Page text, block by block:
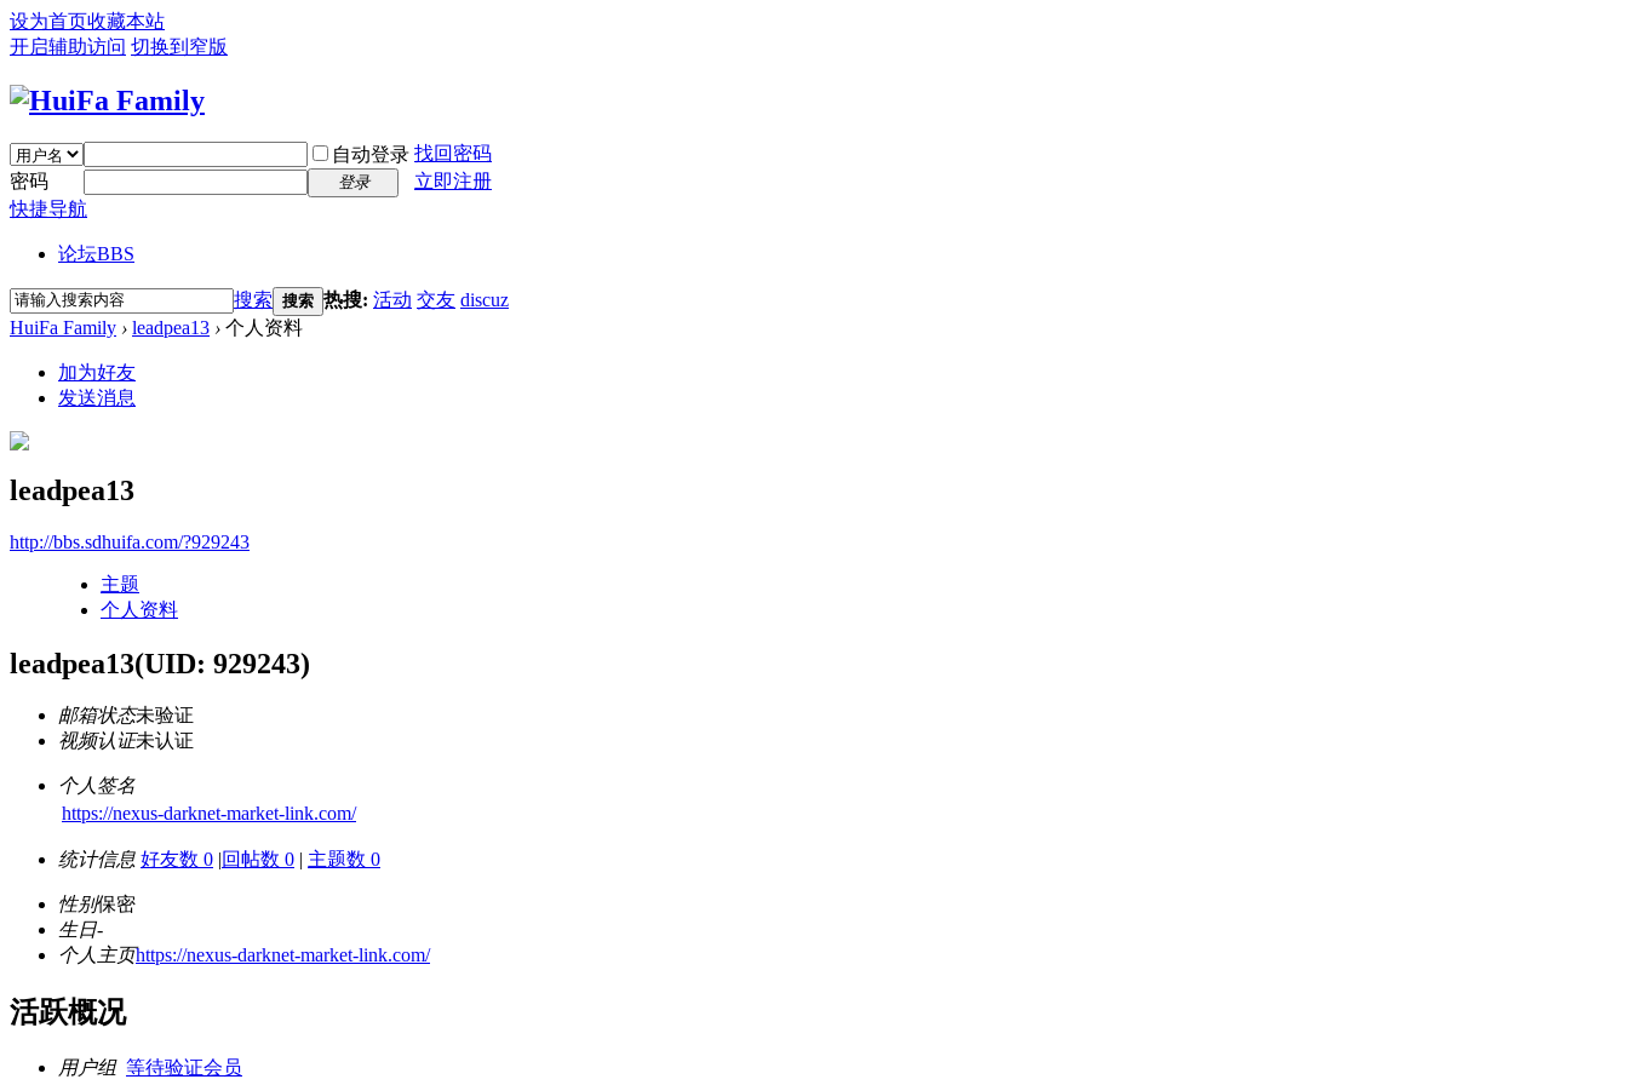
设为首页收藏本站
开启辅助访问 切换到窄版
自动登录 找回密码
密码
登录
立即注册
快捷导航
论坛BBS
搜索 搜索 热搜: 活动 交友 discuz
HuiFa Family › leadpea13 › 个人资料
加为好友
发送消息
leadpea13
http://bbs.sdhuifa.com/?929243
主题
个人资料
leadpea13(UID: 929243)
邮箱状态未验证
视频认证未认证
个人签名
https://nexus-darknet-market-link.com/
统计信息 好友数 0 |回帖数 0 | 主题数 0
性别保密
生日-
个人主页https://nexus-darknet-market-link.com/
活跃概况
用户组 等待验证会员